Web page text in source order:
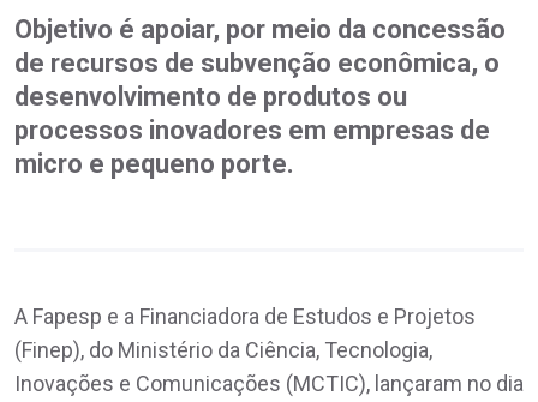
Objetivo é apoiar, por meio da concessão
de recursos de subvenção econômica, o
desenvolvimento de produtos ou
processos inovadores em empresas de
micro e pequeno porte.
A Fapesp e a Financiadora de Estudos e Projetos
(Finep), do Ministério da Ciência, Tecnologia,
Inovações e Comunicações (MCTIC), lançaram no dia